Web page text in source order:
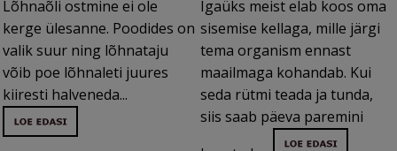
Lõhnaõli ostmine ei ole
kerge ülesanne. Poodides on
valik suur ning lõhnataju
võib poe lõhnaleti juures
kiiresti halveneda...
Igaüks meist elab koos oma
sisemise kellaga, mille järgi
tema organism ennast
maailmaga kohandab. Kui
seda rütmi teada ja tunda,
siis saab päeva paremini